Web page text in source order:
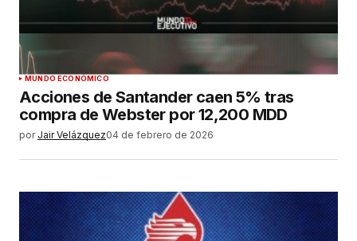
MUNDO ECONÓMICO
Acciones de Santander caen 5% tras
compra de Webster por 12,200 MDD
por Jair Velázquez04 de febrero de 2026